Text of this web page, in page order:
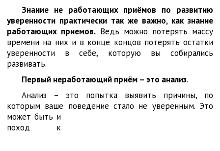
Знание не работающих приёмов по развитию
уверенности практически так же важно, как знание
работающих приемов. Ведь можно потерять массу
времени на них и в конце концов потерять остатки
уверенности в себе, которую вы собирались
развивать.
Первый неработающий приём – это анализ.
Анализ – это попытка выявить причины, по
которым ваше поведение стало не уверенным. Это
может быть и
поход к